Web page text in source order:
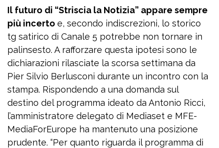
Il futuro di “Striscia la Notizia” appare sempre
più incerto e, secondo indiscrezioni, lo storico
tg satirico di Canale 5 potrebbe non tornare in
palinsesto. A rafforzare questa ipotesi sono le
dichiarazioni rilasciate la scorsa settimana da
Pier Silvio Berlusconi durante un incontro con la
stampa. Rispondendo a una domanda sul
destino del programma ideato da Antonio Ricci,
l’amministratore delegato di Mediaset e MFE-
MediaForEurope ha mantenuto una posizione
prudente. “Per quanto riguarda il programma di